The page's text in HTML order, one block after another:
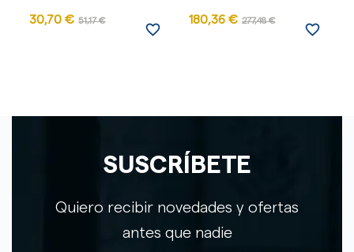
30,70 € 51,17 €
favorite_border
180,36 € 277,48 €
favorite_border
SUSCRÍBETE
Quiero recibir novedades y ofertas
antes que nadie